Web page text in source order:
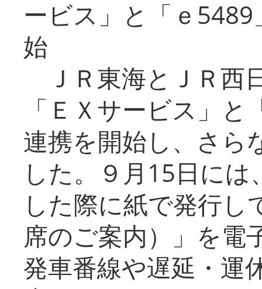
ービス」と「ｅ
始
ＪＲ東海とＪＲ西
「ＥＸサービス」
連携を開始し、さら
した。９月15日に
した際に紙で発行し
席のご案内）」を電
発車番線や遅延・運